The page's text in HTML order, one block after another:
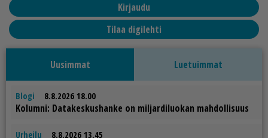
Kirjaudu
Tilaa digilehti
Uusimmat Luetuimmat
Blogi 8.8.2026 18.00
Ko­lum­ni: Da­ta­kes­kus­han­ke on mil­jar­di­luo­kan mah­dol­li­suus
Urheilu 8.8.2026 13.45